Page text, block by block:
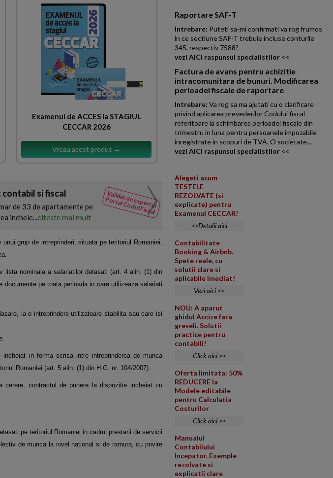
Examenul de ACCES la STAGIUL
CECCAR 2026
Vreau acest produs →
Validat de expertul
Portal Codul Fiscal
si fiscal
de 33 de apartamente pe
incheie...citeste mai mult
NOUTATI
din Codul
Fiscal
preluat atasamentul).
unui grup de intreprinderi, situata pe teritoriul Romaniei,
lista nominala a salariatilor detasati (art. 4 alin. (1) din
documente pe toata perioada in care utilizeaza salariati
la o intreprindere utilizatoare stabilita sau care isi
incheiat in forma scrisa intre intreprinderea de munca
Romaniei (art. 5 alin. (1) din H.G. nr. 104/2007).
cerere, contractul de punere la dispozitie incheiat cu
pe teritoriul Romaniei in cadrul prestarii de servicii
de munca la nivel national si de ramura, cu privire
Raportare SAF-T
Intrebare: Puteti sa-mi confirmati va rog frumos
in ce sectiune SAF-T trebuie incluse conturile
345, respectiv 7588?
vezi AICI raspunsul specialistilor <<
Factura de avans pentru achizitie
intracomunitara de bunuri. Modificarea
perioadei fiscale de raportare
Intrebare: Va rog sa ma ajutati cu o clarificare
privind aplicarea prevederilor Codului fiscal
referitoare la schimbarea perioadei fiscale din
trimestru in luna pentru persoanele impozabile
inregistrate in scopuri de TVA. O societate...
vezi AICI raspunsul specialistilor <<
Alegeti acum
TESTELE
REZOLVATE (si
explicate) pentru
Examenul CECCAR!
>>Detalii aici
Contabilitate
Booking & Airbnb.
Spete reale, cu
solutii clare si
aplicabile imediat!
Vezi aici >>
NOU: A aparut
ghidul Accize fara
greseli. Solutii
practice pentru
contabili!
Click aici >>
Oferta limitata: 50%
REDUCERE la
Modele editabile
pentru Calculatia
Costurilor
Click aici >>
Manualul
Contabilului
Incepator. Exemple
rezolvate si
explicatii clare